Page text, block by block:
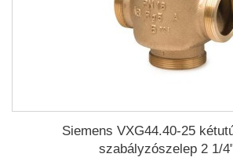
Siemens VXG44.40-25
szabályzószelep 2 1/